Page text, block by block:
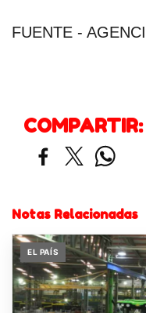
FUENTE -
COMPARTIR:
Notas Relacionadas
EL PAÍS